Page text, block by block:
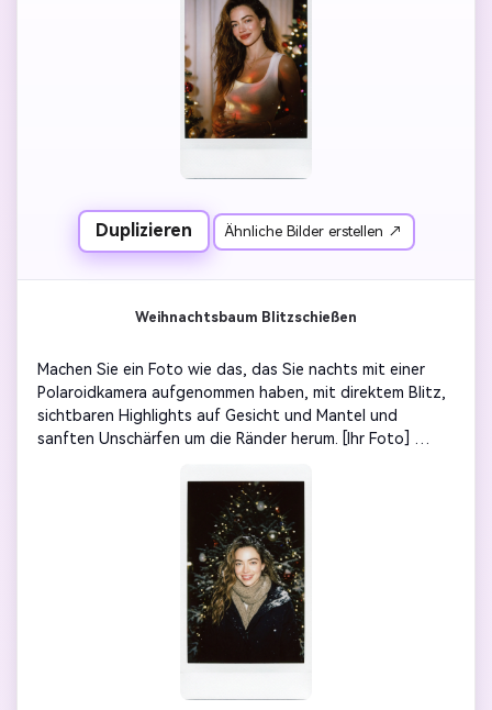
weißen Vorhang und verschwommene
Weihnachtsbeleuchtungen, damit das Gesicht und der
Ausdruck unverändert bleiben. Das Licht sollte leicht über
das Bild gestreut werden, wie ein Blitz, der auf
Schneestaub in der Luft trifft. Die Fotos müssen
natürlich und offen aussehen und nicht posieren. Fügen
Duplizieren Ähnliche Bilder erstellen ↗
Weihnachtsbaum Blitzschießen
Machen Sie ein Foto wie das, das Sie nachts mit einer
Polaroidkamera aufgenommen haben, mit direktem Blitz,
sichtbaren Highlights auf Gesicht und Mantel und
sanften Unschärfen um die Ränder herum. [Ihr Foto]
verschwommenen Ornamenten und Feenlichtern, einem
bequemen Schal und Schnee im Haar, mit einem
natürlichen Gesichtsausdruck. Der Gesamtton sollte sich
leicht überbelichtet, aber warm anfühlen, mit einem
authentischen Instant-Film-Look, weißen Polaroid-
Rahmen und subtilen Filmkörnern. Verleihen Sie der
festlichen Atmosphäre durch Lichtreflexionen und leichte
Schneeflocken auf dem Ornament.